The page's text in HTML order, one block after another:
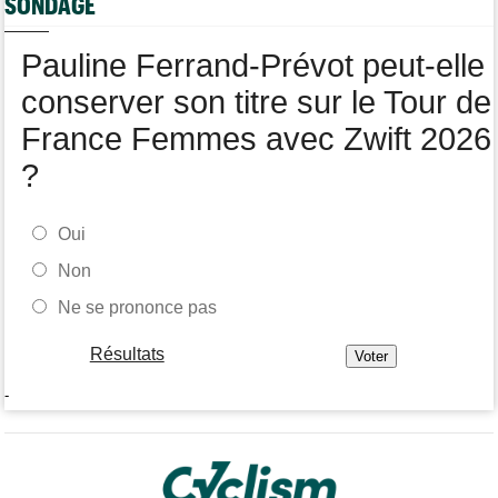
pour 1 an
Felix Gall remporte la 3e étape et prend les commandes du
général
Pauline Ferrand-Prévot peut-elle
conserver son titre sur le Tour de
France Femmes avec Zwift 2026
?
Oui
Non
Ne se prononce pas
Résultats
-